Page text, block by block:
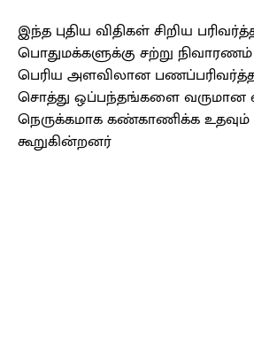
இந்த புதிய விதிகள் சிறிய
பொதுமக்களுக்கு சற்று
பெரிய அளவிலான
சொத்து ஒப்பந்தங்களை வருமான
நெருக்கமாக கண்காணிக்க
கூறுகின்றனர்